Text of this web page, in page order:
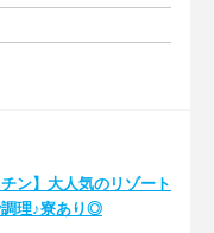
ン】大人気のリゾート
調理♪寮あり◎